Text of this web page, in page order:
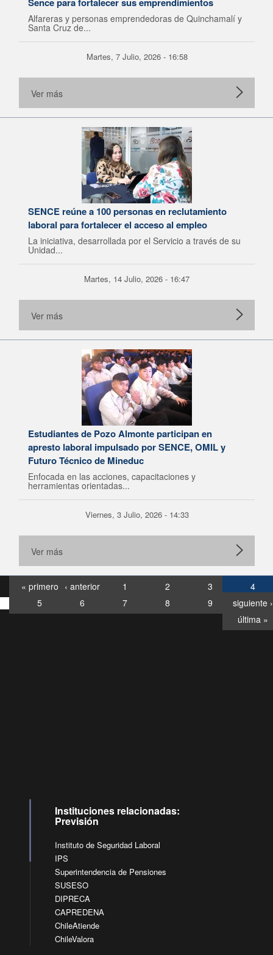
Alfareras y personas emprendedoras de Quinchamalí y
Santa Cruz de...
Martes, 7 Julio, 2026 - 16:58
Ver más
SENCE reúne a 100 personas en reclutamiento
laboral para fortalecer el acceso al empleo
La iniciativa, desarrollada por el Servicio a través de su
Unidad...
Martes, 14 Julio, 2026 - 16:47
Ver más
Estudiantes de Pozo Almonte participan en
apresto laboral impulsado por SENCE, OMIL y
Futuro Técnico de Mineduc
Enfocada en las acciones, capacitaciones y
herramientas orientadas...
Viernes, 3 Julio, 2026 - 14:33
Ver más
« primero ‹ anterior 1 2 3
4
5
6 7 8 9
siguiente ›
última »
Instituciones relacionadas:
Previsión
Instituto de Seguridad Laboral
IPS
Superintendencia de Pensiones
SUSESO
DIPRECA
CAPREDENA
ChileAtiende
ChileValora